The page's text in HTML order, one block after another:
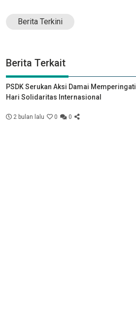
Berita Terkini
Berita Terkait
PSDK Serukan Aksi Damai Memperingati
Hari Solidaritas Internasional
2 bulan lalu 0 0